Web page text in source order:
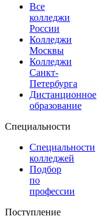
Все
колледжи
России
Колледжи
Москвы
Колледжи
Санкт-
Петербурга
Дистанционное
образование
Специальности
Специальности
колледжей
Подбор
по
профессии
Поступление